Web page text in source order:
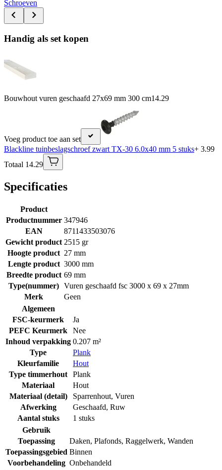
Schroeven
Handig als set kopen
Bouwhout vuren geschaafd 27x69 mm 300 cm14.29
Voeg product toe aan set
Blackline tuinbeslagschroef zwart TX-30 6.0x40 mm 5 stuks+ 3.99
Totaal 14.29
Specificaties
Product
Productnummer 347946
EAN
8711433503076
Gewicht product 2515 gr
Hoogte product 27 mm
Lengte product 3000 mm
Breedte product 69 mm
Type(nummer) Vuren geschaafd fsc 3000 x 69 x 27mm
Merk
Geen
Algemeen
FSC-keurmerk
Ja
PEFC Keurmerk
Nee
Inhoud verpakking 0.207 m²
Type
Plank
Kleurfamilie
Hout
Type timmerhout
Plank
Materiaal
Hout
Materiaal (detail)
Sparrenhout, Vuren
Afwerking
Geschaafd, Ruw
Aantal stuks
1 stuks
Gebruik
Toepassing
Daken, Plafonds, Raggelwerk, Wanden
Toepassingsgebied Binnen
Voorbehandeling Onbehandeld